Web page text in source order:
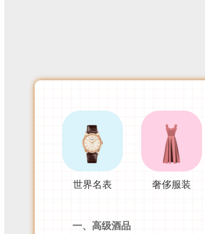
世界名表 奢侈服装
一、高级酒品